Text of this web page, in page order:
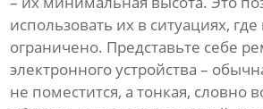
использовать их в ситуациях,
ограничено. Представьте себе
электронного устройства –
не поместится, а тонкая, словно